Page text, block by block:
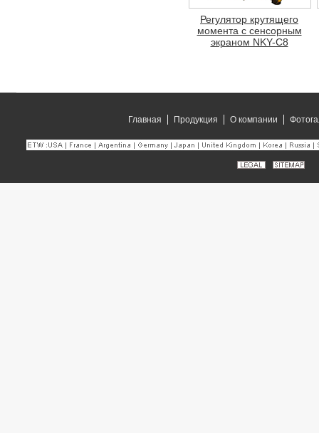
Регулятор крутящего
момента с сенсорным
экраном NKY-C8
Главная Продукция О компании